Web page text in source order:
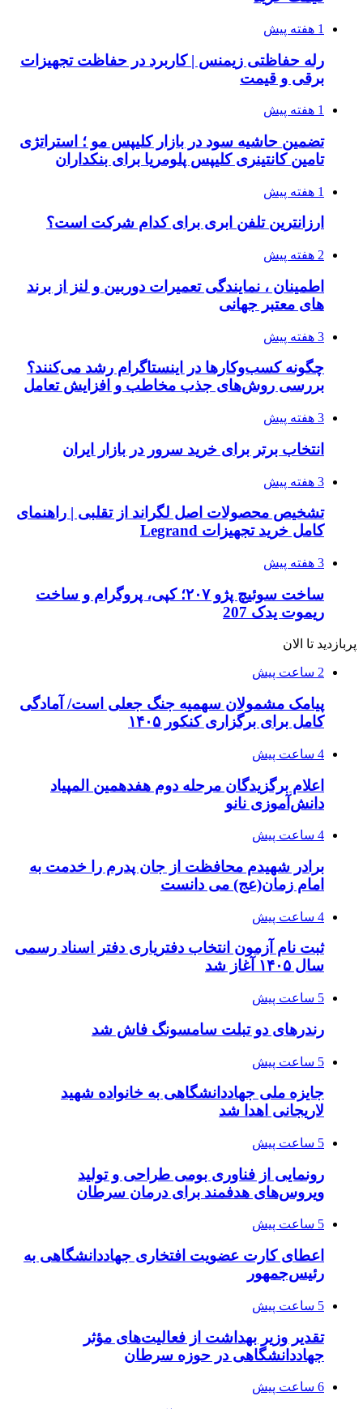
1 هفته پیش
رله حفاظتی زیمنس | کاربرد در حفاظت تجهیزات
برقی و قیمت
1 هفته پیش
تضمین حاشیه سود در بازار کلیپس مو ؛ استراتژی
تامین کانتینری کلیپس پلومریا برای بنکداران
1 هفته پیش
ارزانترین تلفن ابری برای کدام شرکت است؟
2 هفته پیش
اطمینان ، نمایندگی تعمیرات دوربین و لنز از برند
های معتبر جهانی
3 هفته پیش
چگونه کسب‌وکارها در اینستاگرام رشد می‌کنند؟
بررسی روش‌های جذب مخاطب و افزایش تعامل
3 هفته پیش
انتخاب برتر برای خرید سرور در بازار ایران
3 هفته پیش
تشخیص محصولات اصل لگراند از تقلبی | راهنمای
کامل خرید تجهیزات Legrand
3 هفته پیش
ساخت سوئیچ پژو ۲۰۷؛ کپی، پروگرام و ساخت
ریموت یدک 207
پربازدید تا الان
2 ساعت پیش
پیامک مشمولان سهمیه جنگ جعلی است/ آمادگی
کامل برای برگزاری کنکور ۱۴۰۵
4 ساعت پیش
اعلام برگزیدگان مرحله دوم هفدهمین المپیاد
دانش‌آموزی نانو
4 ساعت پیش
برادر شهیدم محافظت از جان پدرم را خدمت به
امام زمان(عج) می دانست
4 ساعت پیش
ثبت نام آزمون انتخاب دفتریاری دفتر اسناد رسمی
سال ۱۴۰۵ آغاز شد
5 ساعت پیش
رندرهای دو تبلت سامسونگ فاش شد
5 ساعت پیش
جایزه ملی جهاددانشگاهی به خانواده شهید
لاریجانی اهدا شد
5 ساعت پیش
رونمایی از فناوری بومی طراحی و تولید
ویروس‌های هدفمند برای درمان سرطان
5 ساعت پیش
اعطای کارت عضویت افتخاری جهاددانشگاهی به
رئیس‌جمهور
5 ساعت پیش
تقدیر وزیر بهداشت از فعالیت‌های مؤثر
جهاددانشگاهی در حوزه سرطان
6 ساعت پیش